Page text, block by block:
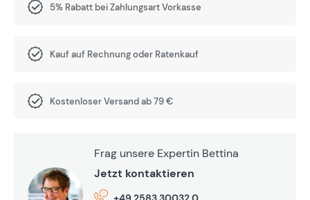
5% Rabatt bei Zahlungsart Vorkasse
Kauf auf Rechnung oder Ratenkauf
Kostenloser Versand ab 79 €
Frag unsere Expertin Bettina
Jetzt kontaktieren